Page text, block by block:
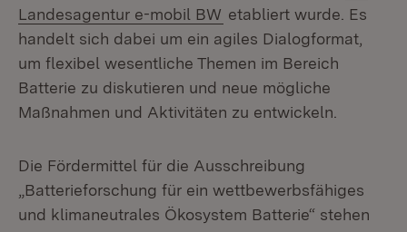
Landesagentur e-mobil BW (Öffnet in neuem
etabliert wurde. Es
handelt sich dabei um ein agiles Dialogformat,
um flexibel wesentliche Themen im Bereich
Batterie zu diskutieren und neue mögliche
Maßnahmen und Aktivitäten zu entwickeln.
Die Fördermittel für die Ausschreibung
„Batterieforschung für ein wettbewerbsfähiges
und klimaneutrales Ökosystem Batterie“ stehen